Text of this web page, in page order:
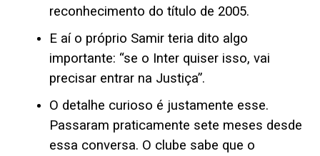
reconhecimento do título de 2005.
E aí o próprio Samir teria dito algo
importante: “se o Inter quiser isso, vai
precisar entrar na Justiça”.
O detalhe curioso é justamente esse.
Passaram praticamente sete meses desde
essa conversa. O clube sabe que o